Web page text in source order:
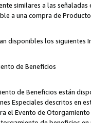
similares a las
a una compra de
disponibles los siguientes
de Beneficios
de Beneficios están
Especiales descritos en
el Evento de Otorgamiento